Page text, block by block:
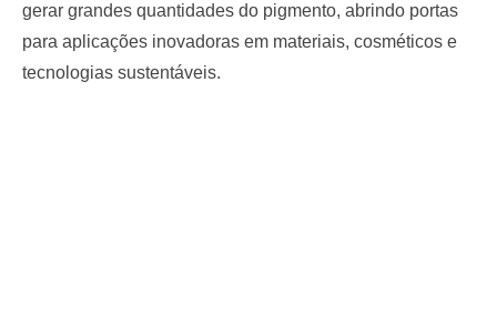
gerar grandes quantidades do pigmento, abrindo portas
para aplicações inovadoras em materiais, cosméticos e
tecnologias sustentáveis.